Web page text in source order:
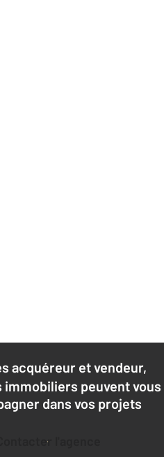
acquéreur et vendeur,
immobiliers peuvent vous
dans vos projets
Contacter l'agence